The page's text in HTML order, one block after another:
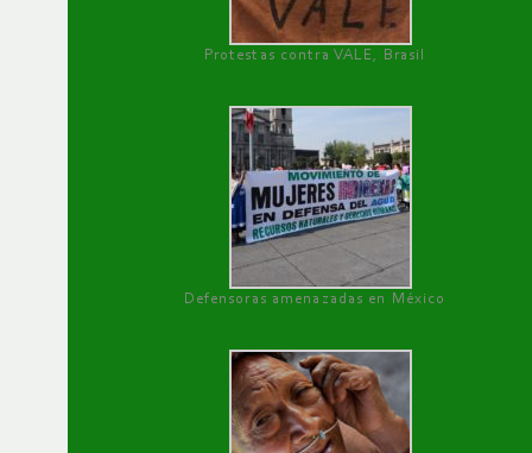
Protestas contra VALE, Brasil
Defensoras amenazadas en México